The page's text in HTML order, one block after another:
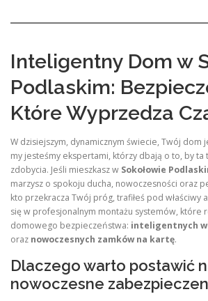
Inteligentny Dom w
Podlaskim:
Które Wyprzedza
W dzisiejszym, dynamicznym świecie, Twój dom
my jesteśmy ekspertami, którzy dbają o to, by ta
zdobycia. Jeśli mieszkasz w Sokołowie
marzysz o spokoju ducha, nowoczesności oraz
kto przekracza Twój próg, trafiłeś pod właściwy
się w profesjonalnym montażu systemów, które
domowego bezpieczeństwa: inteligentnych
oraz nowoczesnych zamków na kartę.
Dlaczego warto postawić
nowoczesne